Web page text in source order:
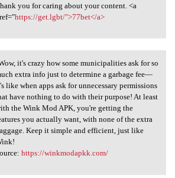
you for caring about your content. <a
https://get.lgbt/">77bet</a>
it's crazy how some
it's crazy how some municipalities ask for so
extra info just to determine a garbage fee—
like when apps ask for unnecessary permissions
have nothing to do with their purpose! At least
the Wink Mod APK, you're getting the
you actually want, with none of the extra
Keep it simple and efficient, just like
https://winkmodapkk.com/